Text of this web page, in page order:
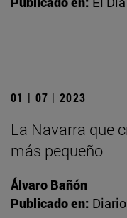
01 | 07 | 2023
La Navarra que
más pequeño
Álvaro Bañón
Publicado en: